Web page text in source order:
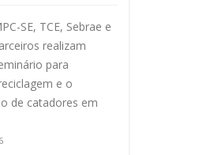
SE, TCE, Sebrae e
realizam
para
e o
de catadores em